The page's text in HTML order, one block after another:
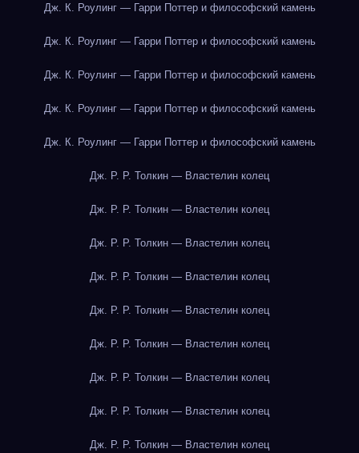
Дж. К. Роулинг — Гарри Поттер и философский камень
Дж. К. Роулинг — Гарри Поттер и философский камень
Дж. К. Роулинг — Гарри Поттер и философский камень
Дж. К. Роулинг — Гарри Поттер и философский камень
Дж. К. Роулинг — Гарри Поттер и философский камень
Дж. Р. Р. Толкин — Властелин колец
Дж. Р. Р. Толкин — Властелин колец
Дж. Р. Р. Толкин — Властелин колец
Дж. Р. Р. Толкин — Властелин колец
Дж. Р. Р. Толкин — Властелин колец
Дж. Р. Р. Толкин — Властелин колец
Дж. Р. Р. Толкин — Властелин колец
Дж. Р. Р. Толкин — Властелин колец
Дж. Р. Р. Толкин — Властелин колец